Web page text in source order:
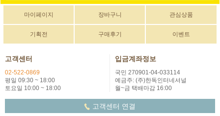
마이페이지 장바구니 관심상품
기획전 구매후기 이벤트
고객센터
02-522-0869
평일 09:30 ~ 18:00
토요일 10:00 ~ 18:00
입금계좌정보
국민 270901-04-033114
예금주: (주)한독인터네셔널
월~금 택배마감 16:00
고객센터 연결